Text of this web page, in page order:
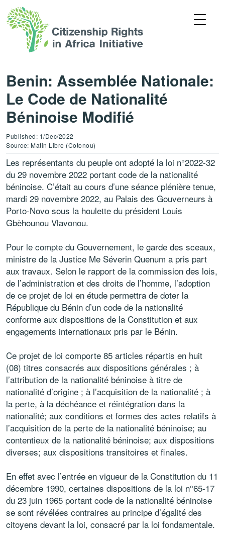
Benin: Assemblée Nationale:
Le Code de Nationalité
Béninoise Modifié
Published: 1/Dec/2022
Source: Matin Libre (Cotonou)
Les représentants du peuple ont adopté la loi n°2022-32
du 29 novembre 2022 portant code de la nationalité
béninoise. C’était au cours d’une séance plénière tenue,
mardi 29 novembre 2022, au Palais des Gouverneurs à
Porto-Novo sous la houlette du président Louis
Gbèhounou Vlavonou.
Pour le compte du Gouvernement, le garde des sceaux,
ministre de la Justice Me Séverin Quenum a pris part
aux travaux. Selon le rapport de la commission des lois,
de l’administration et des droits de l’homme, l’adoption
de ce projet de loi en étude permettra de doter la
République du Bénin d’un code de la nationalité
conforme aux dispositions de la Constitution et aux
engagements internationaux pris par le Bénin.
Ce projet de loi comporte 85 articles répartis en huit
(08) titres consacrés aux dispositions générales ; à
l’attribution de la nationalité béninoise à titre de
nationalité d’origine ; à l’acquisition de la nationalité ; à
la perte, à la déchéance et réintégration dans la
nationalité; aux conditions et formes des actes relatifs à
l’acquisition de la perte de la nationalité béninoise; au
contentieux de la nationalité béninoise; aux dispositions
diverses; aux dispositions transitoires et finales.
En effet avec l’entrée en vigueur de la Constitution du 11
décembre 1990, certaines dispositions de la loi n°65-17
du 23 juin 1965 portant code de la nationalité béninoise
se sont révélées contraires au principe d’égalité des
citoyens devant la loi, consacré par la loi fondamentale.